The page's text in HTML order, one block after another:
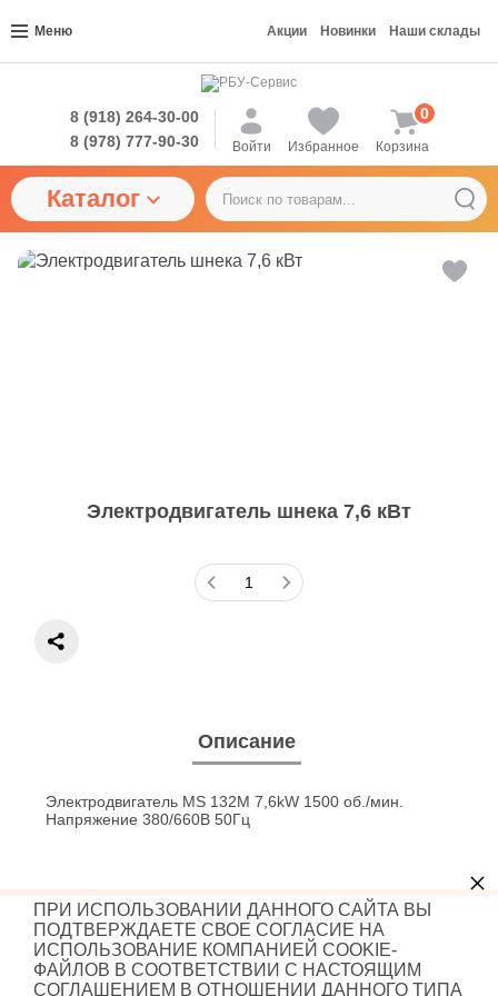
Меню Акции Новинки Наши склады
8 (918) 264-30-00
8 (978) 777-90-30
Войти Избранное Корзина
0
Каталог
Электродвигатель шнека 7,6 кВт
Описание
Электродвигатель MS 132M 7,6kW 1500 об./мин.
Напряжение 380/660В 50Гц
2026 год. Все права защищены.
ПРИ ИСПОЛЬЗОВАНИИ ДАННОГО САЙТА ВЫ
ПОДТВЕРЖДАЕТЕ СВОЕ СОГЛАСИЕ НА
ИСПОЛЬЗОВАНИЕ КОМПАНИЕЙ COOKIE-
ФАЙЛОВ В СООТВЕТСТВИИ С НАСТОЯЩИМ
СОГЛАШЕНИЕМ В ОТНОШЕНИИ ДАННОГО ТИПА
×